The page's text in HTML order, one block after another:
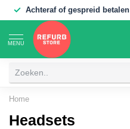
Achteraf of gespreid betalen
MENU
Home
Headsets